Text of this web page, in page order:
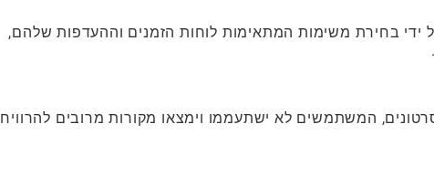
ידי בחירת משימות המתאימות לוחות הזמנים וההעדפות שלהם,
המשתמשים לא ישתעממו וימצאו מקורות מרובים להרוויח